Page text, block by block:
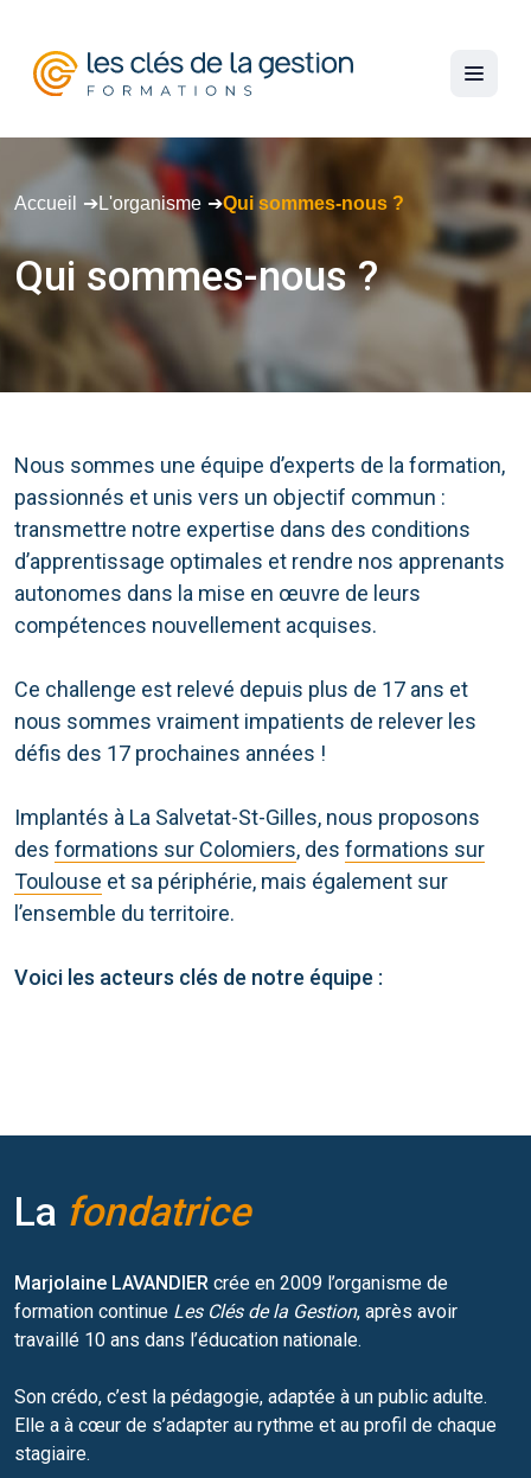
Accueil L'organisme Qui sommes-nous ?
Qui sommes-nous ?
Nous sommes une équipe d’experts de la formation,
passionnés et unis vers un objectif commun :
transmettre notre expertise dans des conditions
d’apprentissage optimales et rendre nos apprenants
autonomes dans la mise en œuvre de leurs
compétences nouvellement acquises.
Ce challenge est relevé depuis plus de 17 ans et
nous sommes vraiment impatients de relever les
défis des 17 prochaines années !
Implantés à La Salvetat-St-Gilles, nous proposons
des formations sur Colomiers, des formations sur
Toulouse et sa périphérie, mais également sur
l’ensemble du territoire.
Voici les acteurs clés de notre équipe :
La fondatrice
Marjolaine LAVANDIER crée en 2009 l’organisme de
formation continue Les Clés de la Gestion, après avoir
travaillé 10 ans dans l’éducation nationale.
Son crédo, c’est la pédagogie, adaptée à un public adulte.
Elle a à cœur de s’adapter au rythme et au profil de chaque
stagiaire.